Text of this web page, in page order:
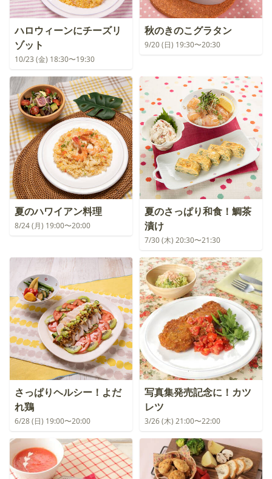
ハロウィーンにチーズリ
ゾット
10/23 (金) 18:30〜19:30
秋のきのこグラタン
9/20 (日) 19:30〜20:30
夏のハワイアン料理
8/24 (月) 19:00〜20:00
夏のさっぱり和食！鯛茶
漬け
7/30 (木) 20:30〜21:30
さっぱりヘルシー！よだ
れ鶏
6/28 (日) 19:00〜20:00
写真集発売記念に！カツ
レツ
3/26 (木) 21:00〜22:00